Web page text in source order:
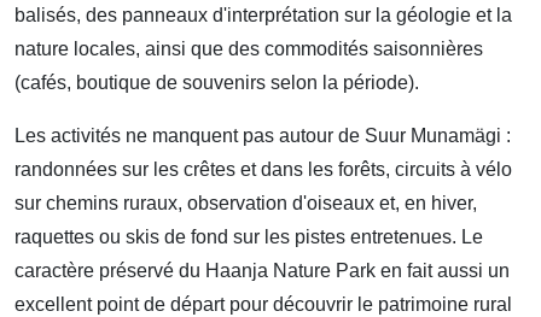
balisés, des panneaux d'interprétation sur la géologie et la
nature locales, ainsi que des commodités saisonnières
(cafés, boutique de souvenirs selon la période).
Les activités ne manquent pas autour de Suur Munamägi :
randonnées sur les crêtes et dans les forêts, circuits à vélo
sur chemins ruraux, observation d'oiseaux et, en hiver,
raquettes ou skis de fond sur les pistes entretenues. Le
caractère préservé du Haanja Nature Park en fait aussi un
excellent point de départ pour découvrir le patrimoine rural